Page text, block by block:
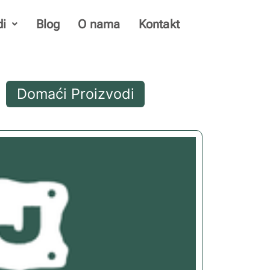
Blog O nama Kontakt
Domaći Proizvodi